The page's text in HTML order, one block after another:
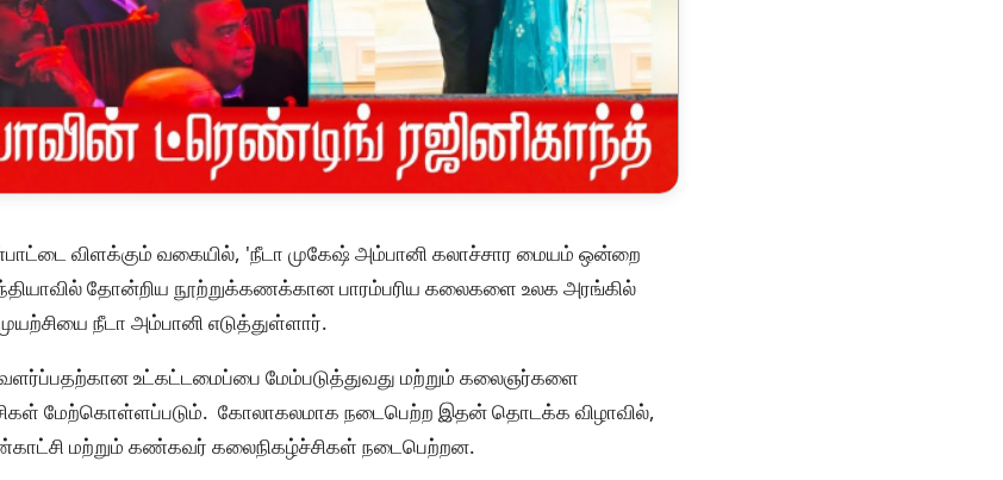
விளக்கும் வகையில், 'நீடா முகேஷ் அம்பானி கலாச்சார மையம் ஒன்றை
தோன்றிய நூற்றுக்கணக்கான பாரம்பரிய கலைகளை உலக அரங்கில்
நீடா அம்பானி எடுத்துள்ளார்.
உட்கட்டமைப்பை மேம்படுத்துவது மற்றும் கலைஞர்களை
மேற்கொள்ளப்படும். கோலாகலமாக நடைபெற்ற இதன் தொடக்க விழாவில்,
மற்றும் கண்கவர் கலைநிகழ்ச்சிகள் நடைபெற்றன.